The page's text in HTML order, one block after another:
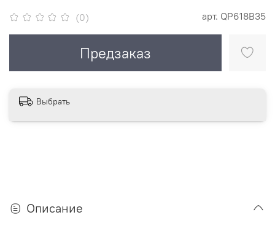
(0) арт. QP618B35
Предзаказ
Выбрать
Описание